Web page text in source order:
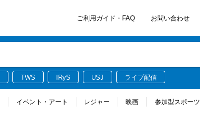
ご利用ガイド・FAQ お問い合わせ
TWS IRyS USJ ライブ配信
イベント・アート レジャー 映画 参加型スポーツ